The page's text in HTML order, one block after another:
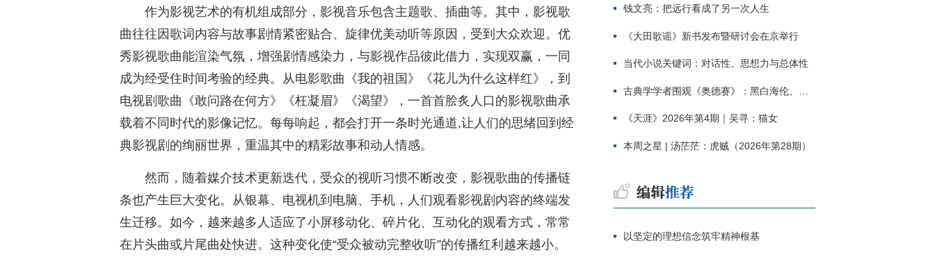
作为影视艺术的有机组成部分，影视音乐包含主题歌、插曲等。其中，影视歌
曲往往因歌词内容与故事剧情紧密贴合、旋律优美动听等原因，受到大众欢迎。优
秀影视歌曲能渲染气氛，增强剧情感染力，与影视作品彼此借力，实现双赢，一同
成为经受住时间考验的经典。从电影歌曲《我的祖国》《花儿为什么这样红》，到
电视剧歌曲《敢问路在何方》《枉凝眉》《渴望》，一首首脍炙人口的影视歌曲承
载着不同时代的影像记忆。每每响起，都会打开一条时光通道,让人们的思绪回到经
典影视剧的绚丽世界，重温其中的精彩故事和动人情感。
然而，随着媒介技术更新迭代，受众的视听习惯不断改变，影视歌曲的传播链
条也产生巨大变化。从银幕、电视机到电脑、手机，人们观看影视剧内容的终端发
生迁移。如今，越来越多人适应了小屏移动化、碎片化、互动化的观看方式，常常
在片头曲或片尾曲处快进。这种变化使“受众被动完整收听”的传播红利越来越小。
钱文亮：把远行看成了另一次人生
《大田歌谣》新书发布暨研讨会在京举行
当代小说关键词：对话性、思想力与总体性
古典学学者围观《奥德赛》：黑白海伦、佩涅罗佩的别针与神秘入侵者
《天涯》2026年第4期｜吴寻：猫女
本周之星 | 汤茫茫：虎贼（2026年第28期）
以坚定的理想信念筑牢精神根基